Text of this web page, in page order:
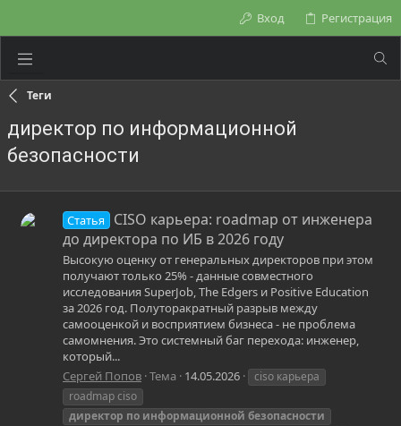
Вход Регистрация
Теги
директор по информационной
безопасности
Статья
CISO карьера: roadmap от инженера
до директора по ИБ в 2026 году
Высокую оценку от генеральных директоров при этом
получают только 25% - данные совместного
исследования SuperJob, The Edgers и Positive Education
за 2026 год. Полуторакратный разрыв между
самооценкой и восприятием бизнеса - не проблема
самомнения. Это системный баг перехода: инженер,
который...
Сергей Попов Тема 14.05.2026
ciso карьера
roadmap ciso
директор по информационной безопасности